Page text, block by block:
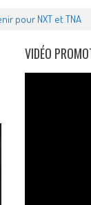
pour NXT et TNA
VIDÉO